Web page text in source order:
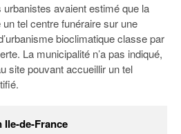
avaient estimé que la
tel centre funéraire sur une
bioclimatique classe par
La municipalité n’a pas indiqué,
site pouvant accueillir un tel
de-France